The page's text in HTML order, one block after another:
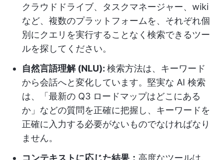
クラウドドライブ、タスクマネージャー、wiki
など、複数のプラットフォームを、それぞれ個
別にクエリを実行することなく検索できるツー
ルを探してください。
自然言語理解 (NLU): 検索方法は、キーワード
から会話へと変化しています。堅実な AI 検索
は、「最新の Q3 ロードマップはどこにある
か」などの質問を正確に把握し、キーワードを
正確に入力する必要がないものでなければなり
ません。
コンテキストに応じた結果： 高度なツールは、